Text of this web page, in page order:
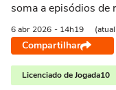
soma a episódios de
6 abr 2026 - 14h19
Compartilhar
Licenciado de Jogada10